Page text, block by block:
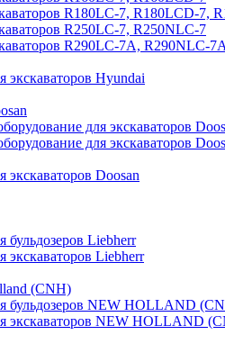
R180LC-7, R180LCD-7,
R250LC-7, R250NLC-7
R290LC-7A, R290NLC-7A
экскаваторов Hyundai
для экскаваторов
для экскаваторов
экскаваторов Doosan
бульдозеров Liebherr
экскаваторов Liebherr
(CNH)
бульдозеров NEW HOLLAND
экскаваторов NEW HOLLAND